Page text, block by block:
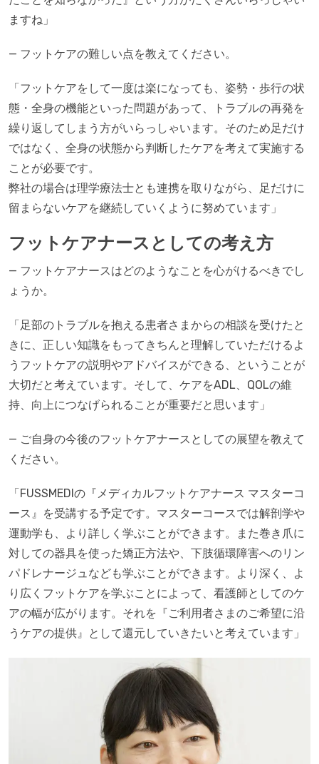
ますね」
— フットケアの難しい点を教えてください。
「フットケアをして一度は楽になっても、姿勢・歩行の状
態・全身の機能といった問題があって、トラブルの再発を
繰り返してしまう方がいらっしゃいます。そのため足だけ
ではなく、全身の状態から判断したケアを考えて実施する
ことが必要です。
弊社の場合は理学療法士とも連携を取りながら、足だけに
留まらないケアを継続していくように努めています」
フットケアナースとしての考え方
— フットケアナースはどのようなことを心がけるべきでし
ょうか。
「足部のトラブルを抱える患者さまからの相談を受けたと
きに、正しい知識をもってきちんと理解していただけるよ
うフットケアの説明やアドバイスができる、ということが
大切だと考えています。そして、ケアをADL、QOLの維
持、向上につなげられることが重要だと思います」
— ご自身の今後のフットケアナースとしての展望を教えて
ください。
「FUSSMEDIの『メディカルフットケアナース マスターコ
ース』を受講する予定です。マスターコースでは解剖学や
運動学も、より詳しく学ぶことができます。また巻き爪に
対しての器具を使った矯正方法や、下肢循環障害へのリン
パドレナージュなども学ぶことができます。より深く、よ
り広くフットケアを学ぶことによって、看護師としてのケ
アの幅が広がります。それを『ご利用者さまのご希望に沿
うケアの提供』として還元していきたいと考えています」